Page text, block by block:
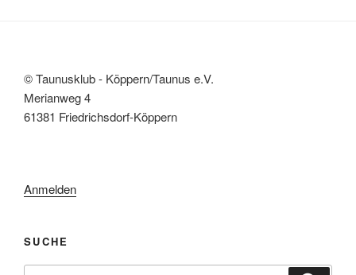
© Taunusklub - Köppern/Taunus e.V.
Merianweg 4
61381 Friedrichsdorf-Köppern
Anmelden
SUCHE